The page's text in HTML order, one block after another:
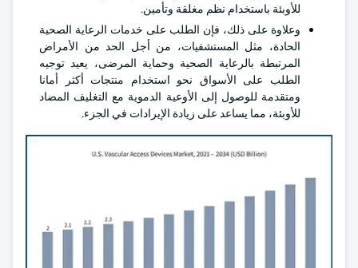
للأوبئة باستخدام نظم مغلقة وتأمين.
وعلاوة على ذلك، فإن الطلب على خدمات الرعاية الصحية
الحادة، مثل المستشفيات، من أجل الحد من الأمراض
المرتبطة بالرعاية الصحية وحماية المرضى، يعيد توجيه
الطلب على الأسواق نحو استخدام منتجات أكثر أمانا
ومتقدمة للوصول إلى الأوعية الدموية مع التغليف المضاد
للأوبئة، مما يساعد على زيادة الإيرادات في الجزء.